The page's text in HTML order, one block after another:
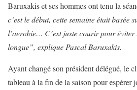
Baruxakis et ses hommes ont tenu la
c’est le début, cette semaine était basée
l’aerobie… C’est juste courir pour éviter
longue”, explique Pascal Baruxakis.
Ayant changé son président délégué, le
tableau à la fin de la saison pour espérer